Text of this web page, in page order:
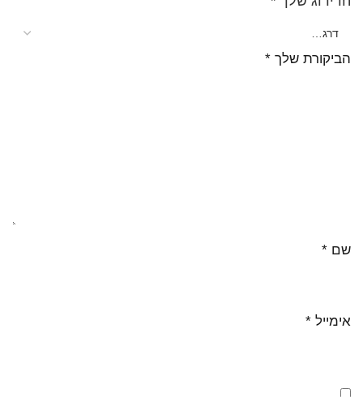
הביקורת שלך *
שם *
אימייל *